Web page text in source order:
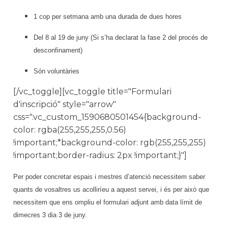
1 cop per setmana amb una durada de dues hores
Del 8 al 19 de juny (Si s’ha declarat la fase 2 del procés de
desconfinament)
Són voluntàries
[/vc_toggle][vc_toggle title="Formulari
d'inscripció" style="arrow"
css=".vc_custom_1590680501454{background-
color: rgba(255,255,255,0.56)
!important;*background-color: rgb(255,255,255)
!important;border-radius: 2px !important;}"]
Per poder concretar espais i mestres d’atenció necessitem saber
quants de vosaltres us acolliríeu a aquest servei, i és per això que
necessitem que ens ompliu el formulari adjunt amb data límit de
dimecres 3 dia 3 de juny.